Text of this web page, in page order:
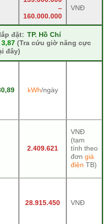
–
160.000.000
VNĐ
đặt: TP. Hồ Chí
3,87 (Tra cứu giờ năng cực
đây)
kWh/ngày
2.409.621
VNĐ
(tạm
tính theo
đơn giá
điện TB)
28.915.450 VNĐ